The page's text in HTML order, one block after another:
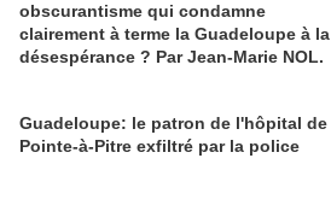
obscurantisme qui condamne
clairement à terme la Guadeloupe à la
désespérance ? Par Jean-Marie NOL.
Guadeloupe: le patron de l'hôpital de
Pointe-à-Pitre exfiltré par la police